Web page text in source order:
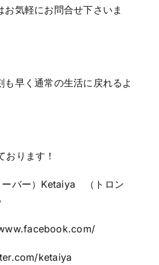
気軽にお問合せ下さいま
も早く通常の生活に戻れるよ
おります！
ーバー）Ketaiya （トロン
ketaiya